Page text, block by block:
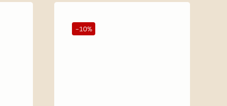
-10%